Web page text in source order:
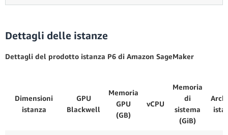
Dettagli delle istanze
Dettagli del prodotto istanza P6 di Amazon SageMaker
Dimensioni
istanza
GPU
Blackwell
Memoria
GPU
(GB)
vCPU
Memoria
di
sistema
(GiB)